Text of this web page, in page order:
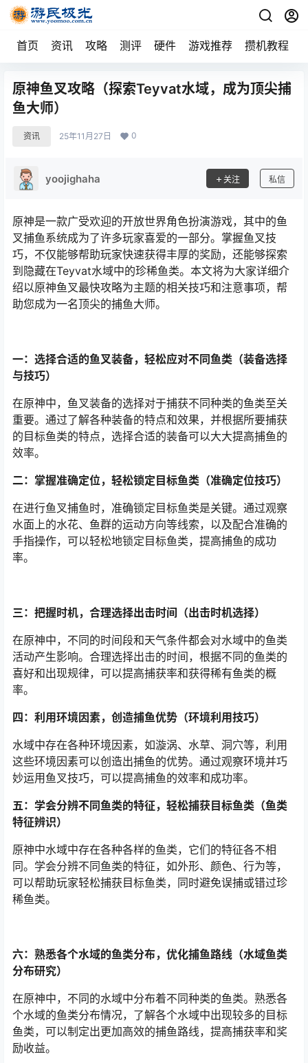
首页 资讯 攻略 测评 硬件 游戏推荐 攒机教程
原神鱼叉攻略（探索Teyvat水域，成为顶尖捕
鱼大师）
资讯 25年11月27日 0
yoojighaha 关注 私信
原神是一款广受欢迎的开放世界角色扮演游戏，其中的鱼
叉捕鱼系统成为了许多玩家喜爱的一部分。掌握鱼叉技
巧，不仅能够帮助玩家快速获得丰厚的奖励，还能够探索
到隐藏在Teyvat水域中的珍稀鱼类。本文将为大家详细介
绍以原神鱼叉最快攻略为主题的相关技巧和注意事项，帮
助您成为一名顶尖的捕鱼大师。
一：选择合适的鱼叉装备，轻松应对不同鱼类（装备选择
与技巧）
在原神中，鱼叉装备的选择对于捕获不同种类的鱼类至关
重要。通过了解各种装备的特点和效果，并根据所要捕获
的目标鱼类的特点，选择合适的装备可以大大提高捕鱼的
效率。
二：掌握准确定位，轻松锁定目标鱼类（准确定位技巧）
在进行鱼叉捕鱼时，准确锁定目标鱼类是关键。通过观察
水面上的水花、鱼群的运动方向等线索，以及配合准确的
手指操作，可以轻松地锁定目标鱼类，提高捕鱼的成功
率。
三：把握时机，合理选择出击时间（出击时机选择）
在原神中，不同的时间段和天气条件都会对水域中的鱼类
活动产生影响。合理选择出击的时间，根据不同的鱼类的
喜好和出现规律，可以提高捕获率和获得稀有鱼类的概
率。
四：利用环境因素，创造捕鱼优势（环境利用技巧）
水域中存在各种环境因素，如漩涡、水草、洞穴等，利用
这些环境因素可以创造出捕鱼的优势。通过观察环境并巧
妙运用鱼叉技巧，可以提高捕鱼的效率和成功率。
五：学会分辨不同鱼类的特征，轻松捕获目标鱼类（鱼类
特征辨识）
原神中水域中存在各种各样的鱼类，它们的特征各不相
同。学会分辨不同鱼类的特征，如外形、颜色、行为等，
可以帮助玩家轻松捕获目标鱼类，同时避免误捕或错过珍
稀鱼类。
六：熟悉各个水域的鱼类分布，优化捕鱼路线（水域鱼类
分布研究）
在原神中，不同的水域中分布着不同种类的鱼类。熟悉各
个水域的鱼类分布情况，了解各个水域中出现较多的目标
鱼类，可以制定出更加高效的捕鱼路线，提高捕获率和奖
励收益。